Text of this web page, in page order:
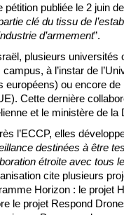
pétition publiée le 2 juin
clé du tissu de
d’armement”.
plusieurs universités
campus, à l’instar de
européens) ou encore de
Cette dernière
et le ministère de
l’ECCP, elles
destinées à être
étroite avec tous
cite plusieurs
Horizon : le projet
le projet Respond